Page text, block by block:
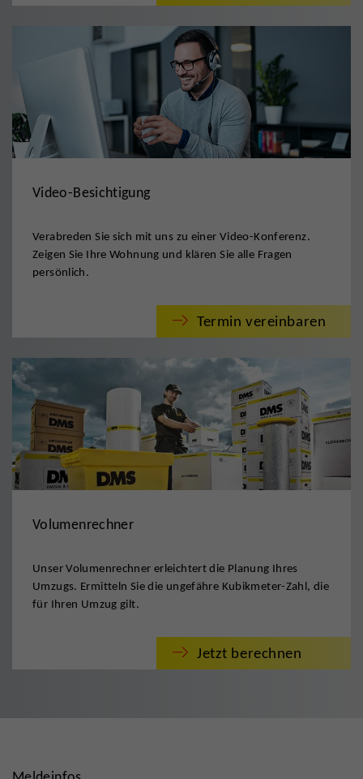
Video-Besichtigung
Verabreden Sie sich mit uns zu einer Video-Konferenz.
Zeigen Sie Ihre Wohnung und klären Sie alle Fragen
persönlich.
Termin vereinbaren
Volumenrechner
Unser Volumenrechner erleichtert die Planung Ihres
Umzugs. Ermitteln Sie die ungefähre Kubikmeter-Zahl, die
für Ihren Umzug gilt.
Jetzt berechnen